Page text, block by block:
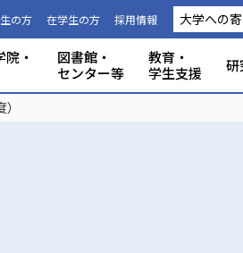
の方 在学生の方 採用情報 大学への
・
学部
図書館・
センター等
教育・
学生支援
ム
研
リリース）
ー
所
業依頼
につい
への留
科目等履修生